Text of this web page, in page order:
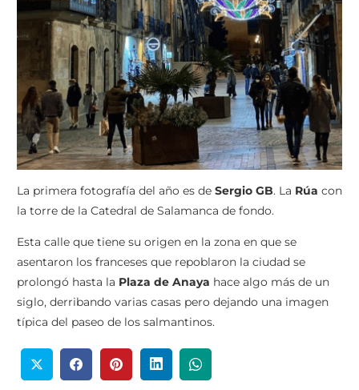
La primera fotografía del año es de Sergio GB. La Rúa con
la torre de la Catedral de Salamanca de fondo.
Esta calle que tiene su origen en la zona en que se
asentaron los franceses que repoblaron la ciudad se
prolongó hasta la Plaza de Anaya hace algo más de un
siglo, derribando varias casas pero dejando una imagen
típica del paseo de los salmantinos.